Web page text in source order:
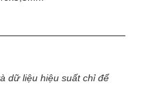
dữ liệu hiệu suất chỉ để